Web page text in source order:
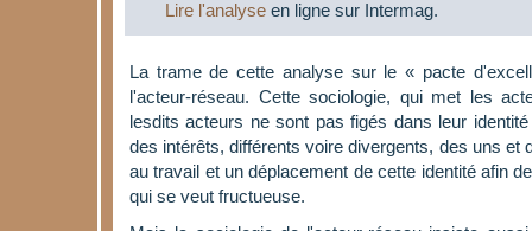
Lire l'analyse en ligne sur Intermag.
La trame de cette analyse sur le « pacte
l'acteur-réseau. Cette sociologie, qui met les
lesdits acteurs ne sont pas figés dans leur
des intérêts, différents voire divergents, des uns et
au travail et un déplacement de cette identité afin
qui se veut fructueuse.